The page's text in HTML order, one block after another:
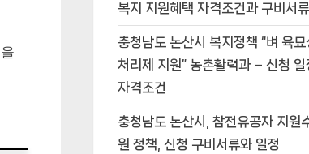
을
복지 지원혜택 자격조건과 구비서류
충청남도 논산시 복지정책 “벼 육묘
처리제 지원” 농촌활력과 – 신청 일
자격조건
충청남도 논산시, 참전유공자 지원
원 정책, 신청 구비서류와 일정